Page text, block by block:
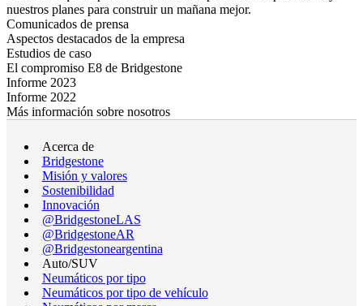
nuestros planes para construir un mañana mejor.
Comunicados de prensa
Aspectos destacados de la empresa
Estudios de caso
El compromiso E8 de Bridgestone
Informe 2023
Informe 2022
Más información sobre nosotros
Acerca de
Bridgestone
Misión y valores
Sostenibilidad
Innovación
@BridgestoneLAS
@BridgestoneAR
@Bridgestoneargentina
Auto/SUV
Neumáticos por tipo
Neumáticos por tipo de vehículo